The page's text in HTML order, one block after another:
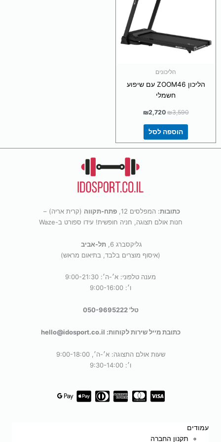
הליכונים
הליכון ZOOM46 עם שיפוע
חשמלי
₪3,590
₪2,720
הוספה לסל
כתובות: המפלסים 12, פתח-תקווה (קרית אריה) –
חנות אולם תצוגה, חניה חופשית! עידו ספורט ב-Waze
גליקסברג 6,
תל-אביב
(איסוף מוצרים בלבד, בתיאום מראש)
מענה טלפוני: א׳-ה׳: 9:00-21:30
ו׳: 9:00-16:00
טל' 050-9695222
כתובת מייל שירות לקוחות: hello@idosport.co.il
שעות אולם התצוגה: א׳-ה׳, 9:00-18:00
ו׳: 9:30-14:00
עמודים
תקנון החברה